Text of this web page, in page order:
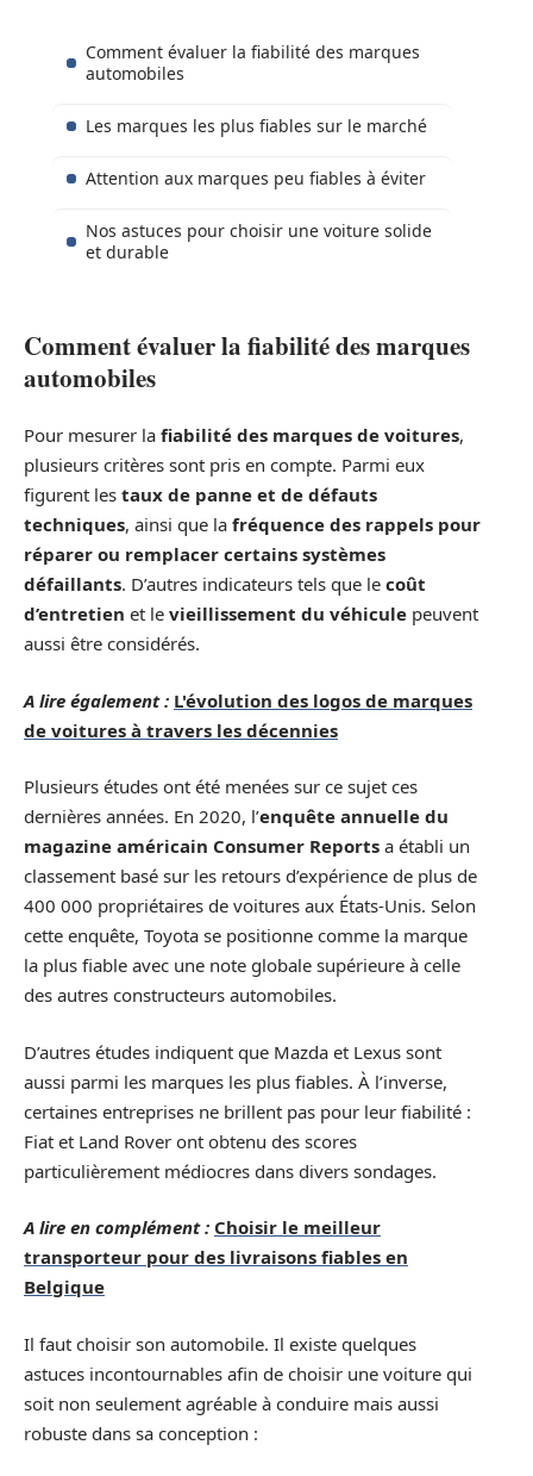
Comment évaluer la fiabilité des marques
automobiles
Les marques les plus fiables sur le marché
Attention aux marques peu fiables à éviter
Nos astuces pour choisir une voiture solide
et durable
Comment évaluer la fiabilité des marques
automobiles
Pour mesurer la fiabilité des marques de voitures,
plusieurs critères sont pris en compte. Parmi eux
figurent les taux de panne et de défauts
techniques, ainsi que la fréquence des rappels pour
réparer ou remplacer certains systèmes
défaillants. D’autres indicateurs tels que le coût
d’entretien et le vieillissement du véhicule peuvent
aussi être considérés.
A lire également : L'évolution des logos de marques
de voitures à travers les décennies
Plusieurs études ont été menées sur ce sujet ces
dernières années. En 2020, l’enquête annuelle du
magazine américain Consumer Reports a établi un
classement basé sur les retours d’expérience de plus de
400 000 propriétaires de voitures aux États-Unis. Selon
cette enquête, Toyota se positionne comme la marque
la plus fiable avec une note globale supérieure à celle
des autres constructeurs automobiles.
D’autres études indiquent que Mazda et Lexus sont
aussi parmi les marques les plus fiables. À l’inverse,
certaines entreprises ne brillent pas pour leur fiabilité :
Fiat et Land Rover ont obtenu des scores
particulièrement médiocres dans divers sondages.
A lire en complément : Choisir le meilleur
transporteur pour des livraisons fiables en
Belgique
Il faut choisir son automobile. Il existe quelques
astuces incontournables afin de choisir une voiture qui
soit non seulement agréable à conduire mais aussi
robuste dans sa conception :